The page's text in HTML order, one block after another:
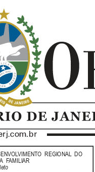
REGIONAL  DO
FAMILIAR